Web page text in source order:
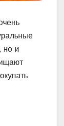
но и